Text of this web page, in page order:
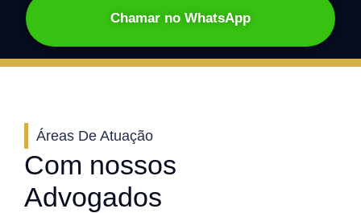
Chamar no WhatsApp
Áreas De Atuação
Com nossos
Advogados